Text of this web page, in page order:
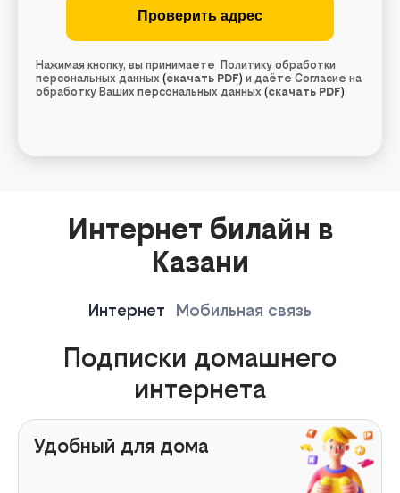
Нажимая кнопку, вы принимаете Политику обработки
персональных данных (скачать PDF) и даёте Согласие на
обработку Ваших персональных данных (скачать PDF)
Интернет билайн в
Казани
Интернет Мобильная связь
Подписки домашнего
интернета
Удобный для дома